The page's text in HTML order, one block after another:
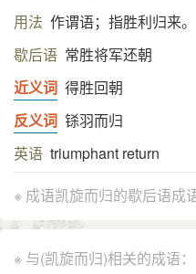
用法 作谓语；指胜利归来。
歇后语 常胜将军还朝
近义词 得胜回朝
反义词 铩羽而归
英语 triumphant return
※ 成语凯旋而归的歇后语成
※ 与(凯旋而归)相关的成语：